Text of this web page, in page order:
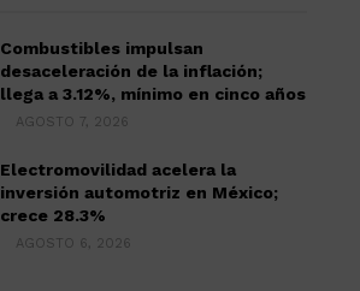
Combustibles impulsan
desaceleración de la inflación;
llega a 3.12%, mínimo en cinco años
AGOSTO 7, 2026
Electromovilidad acelera la
inversión automotriz en México;
crece 28.3%
AGOSTO 6, 2026